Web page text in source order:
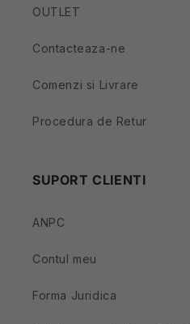
OUTLET
Contacteaza-ne
Comenzi si Livrare
Procedura de Retur
SUPORT CLIENTI
ANPC
Contul meu
Forma Juridica